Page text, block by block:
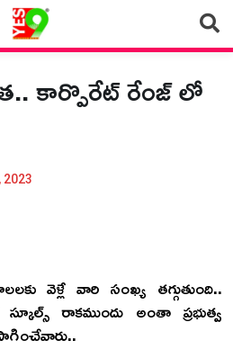
కార్పొరేట్ రేంజ్ లో
2023
వెళ్లే వారి సంఖ్య తగ్గుతుంది..
రాకముందు అంతా ప్రభుత్వ